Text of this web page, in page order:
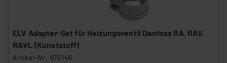
ELV Adapter-Set für Heizungsventil Danfoss RA, RAV,
RAVL (Kunststoff)
Artikel-Nr. 076146